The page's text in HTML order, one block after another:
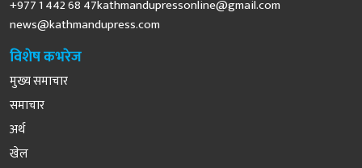
+977 1 442 68 47kathmandupressonline@gmail.com
news@kathmandupress.com
विशेष कभरेज
मुख्य समाचार
समाचार
अर्थ
खेल